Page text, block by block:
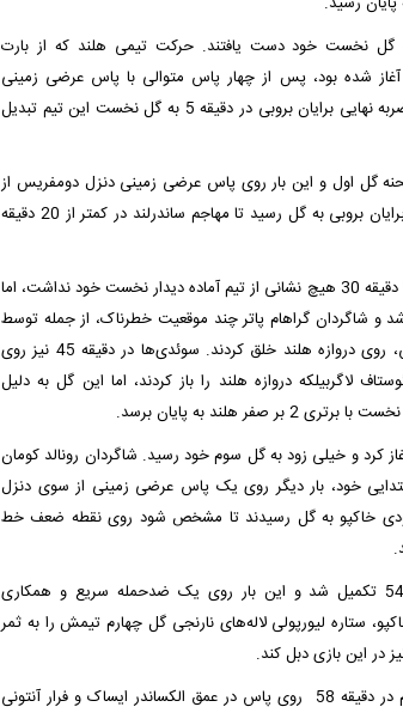
گل نخست خود دست یافتند. حرکت تیمی هلند که از بارت
آغاز شده بود، پس از چهار پاس متوالی با پاس عرضی زمینی
کودی خاکپو از سمت چپ و ضربه نهایی برایان بروبی در دقیقه 5 به گل نخست این تیم تبدیل
تکرار صحنه گل اول و این بار روی پاس عرضی زمینی دنزل دومفریس از
سمت راست، بار دیگر توسط برایان بروبی به گل رسید تا مهاجم ساندرلند در کمتر از 20 دقیقه
سوئد پس از دریافت دو گل، تا دقیقه 30 هیچ نشانی از تیم آماده دیدار نخست خود نداشت، اما
شد و شاگردان گراهام پاتر چند موقعیت خطرناک، از جمله توسط
یاسین عیاری و ویکتور یوکرش، روی دروازه هلند خلق کردند. سوئدی‌ها در دقیقه 45 نیز روی
لاگربیلکه دروازه هلند را باز کردند، اما این گل به دلیل
صفر هلند به پایان برسد.
کرد و خیلی زود به گل سوم خود رسید. شاگردان رونالد کومان
دو گل ابتدایی خود، بار دیگر روی یک پاس عرضی زمینی از سوی دنزل
خاکپو به گل رسیدند تا مشخص شود روی نقطه ضعف خط
شب پرفروغ هلند در دقیقه 54 تکمیل شد و این بار روی یک ضدحمله سریع و همکاری
ستاره لیورپولی لاله‌های نارنجی گل چهارم تیمش را به ثمر
در این بازی دبل کند.
پس از این گل، سوئد سرانجام در دقیقه 58 روی پاس در عمق الکساندر ایساک و فرار آنتونی